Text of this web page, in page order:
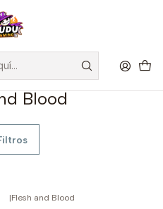
GRATIS a Regiones sobre
TCG Flesh and Blood
Blood
|Flesh and Blood